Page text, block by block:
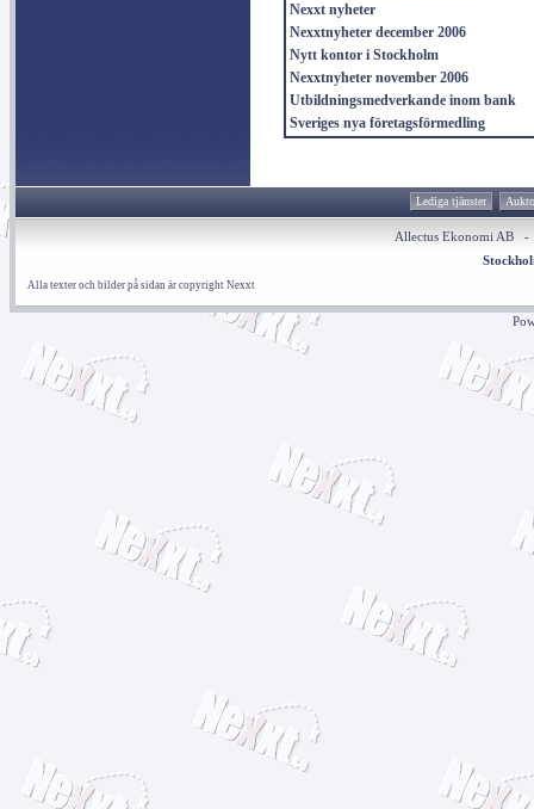
Nexxt nyheter
Nexxtnyheter december 2006
Nytt kontor i Stockholm
Nexxtnyheter november 2006
Utbildningsmedverkande inom bank
Sveriges nya företagsförmedling
Lediga tjänster
Allectus Ekonomi
Alla texter och bilder på sidan är copyright Nexxt